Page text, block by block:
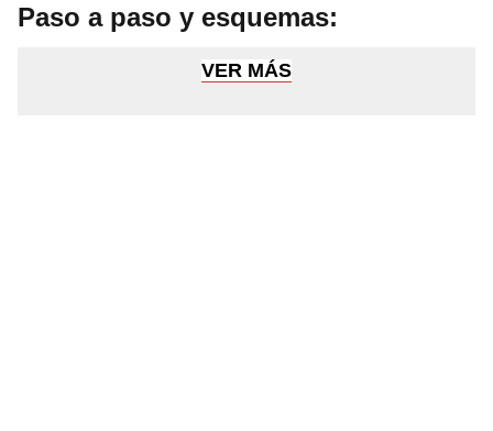
Paso a paso y esquemas:
VER MÁS